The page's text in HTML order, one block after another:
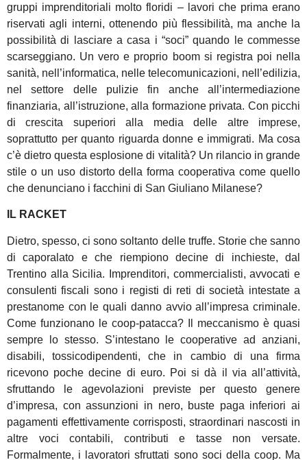
gruppi imprenditoriali molto floridi – lavori che prima erano
riservati agli interni, ottenendo più flessibilità, ma anche la
possibilità di lasciare a casa i “soci” quando le commesse
scarseggiano. Un vero e proprio boom si registra poi nella
sanità, nell’informatica, nelle telecomunicazioni, nell’edilizia,
nel settore delle pulizie fin anche all’intermediazione
finanziaria, all’istruzione, alla formazione privata. Con picchi
di crescita superiori alla media delle altre imprese,
soprattutto per quanto riguarda donne e immigrati. Ma cosa
c’è dietro questa esplosione di vitalità? Un rilancio in grande
stile o un uso distorto della forma cooperativa come quello
che denunciano i facchini di San Giuliano Milanese?
IL RACKET
Dietro, spesso, ci sono soltanto delle truffe. Storie che sanno
di caporalato e che riempiono decine di inchieste, dal
Trentino alla Sicilia. Imprenditori, commercialisti, avvocati e
consulenti fiscali sono i registi di reti di società intestate a
prestanome con le quali danno avvio all’impresa criminale.
Come funzionano le coop-patacca? Il meccanismo è quasi
sempre lo stesso. S’intestano le cooperative ad anziani,
disabili, tossicodipendenti, che in cambio di una firma
ricevono poche decine di euro. Poi si dà il via all’attività,
sfruttando le agevolazioni previste per questo genere
d’impresa, con assunzioni in nero, buste paga inferiori ai
pagamenti effettivamente corrisposti, straordinari nascosti in
altre voci contabili, contributi e tasse non versate.
Formalmente, i lavoratori sfruttati sono soci della coop. Ma